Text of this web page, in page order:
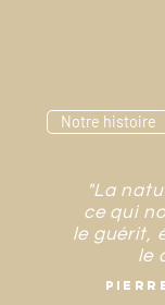
Notre histoire
"La
ce qui
le guérit,
le